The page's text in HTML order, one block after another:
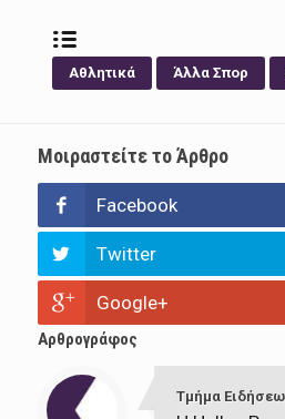
Αθλητικά Άλλα Σπορ
Μοιραστείτε το Άρθρο
Facebook
Twitter
Google+
Αρθρογράφος
Τμήμα